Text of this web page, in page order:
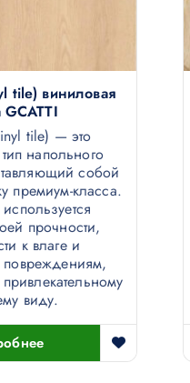
tile) виниловая
GCATTI
tile) — это
напольного
собой
премиум-класса.
прочности,
к влаге и
виду.